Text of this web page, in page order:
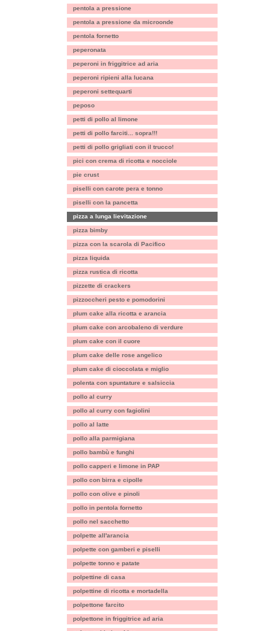
pentola a pressione
pentola a pressione da microonde
pentola fornetto
peperonata
peperoni in friggitrice ad aria
peperoni ripieni alla lucana
peperoni settequarti
peposo
petti di pollo al limone
petti di pollo farciti... sopra!!!
petti di pollo grigliati con il trucco!
pici con crema di ricotta e nocciole
pie crust
piselli con carote pera e tonno
piselli con la pancetta
pizza a lunga lievitazione
pizza bimby
pizza con la scarola di Pacifico
pizza liquida
pizza rustica di ricotta
pizzette di crackers
pizzoccheri pesto e pomodorini
plum cake alla ricotta e arancia
plum cake con arcobaleno di verdure
plum cake con il cuore
plum cake delle rose angelico
plum cake di cioccolata e miglio
polenta con spuntature e salsiccia
pollo al curry
pollo al curry con fagiolini
pollo al latte
pollo alla parmigiana
pollo bambù e funghi
pollo capperi e limone in PAP
pollo con birra e cipolle
pollo con olive e pinoli
pollo in pentola fornetto
pollo nel sacchetto
polpette all'arancia
polpette con gamberi e piselli
polpette tonno e patate
polpettine di casa
polpettine di ricotta e mortadella
polpettone farcito
polpettone in friggitrice ad aria